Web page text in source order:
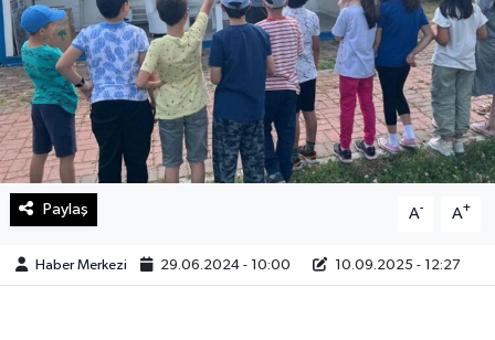
Paylaş A- A+
Haber Merkezi 29.06.2024 - 10:00 10.09.2025 - 12:27
Sağlık
Teknoloji
Yaşam